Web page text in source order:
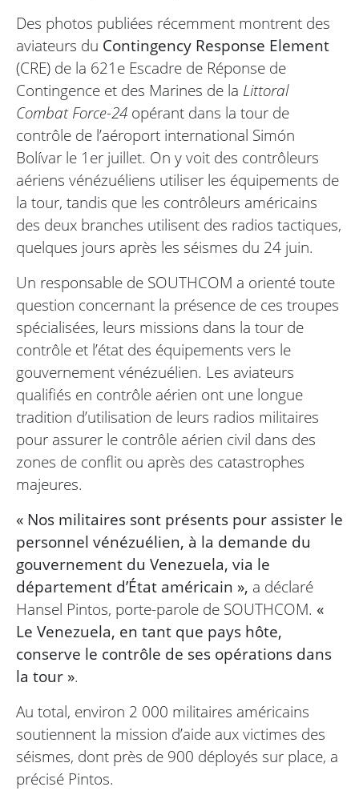
Des photos publiées récemment montrent des
aviateurs du Contingency Response Element
(CRE) de la 621e Escadre de Réponse de
Contingence et des Marines de la Littoral
Combat Force-24 opérant dans la tour de
contrôle de l’aéroport international Simón
Bolívar le 1er juillet. On y voit des contrôleurs
aériens vénézuéliens utiliser les équipements de
la tour, tandis que les contrôleurs américains
des deux branches utilisent des radios tactiques,
quelques jours après les séismes du 24 juin.
Un responsable de SOUTHCOM a orienté toute
question concernant la présence de ces troupes
spécialisées, leurs missions dans la tour de
contrôle et l’état des équipements vers le
gouvernement vénézuélien. Les aviateurs
qualifiés en contrôle aérien ont une longue
tradition d’utilisation de leurs radios militaires
pour assurer le contrôle aérien civil dans des
zones de conflit ou après des catastrophes
majeures.
« Nos militaires sont présents pour assister le
personnel vénézuélien, à la demande du
gouvernement du Venezuela, via le
département d’État américain », a déclaré
Hansel Pintos, porte-parole de SOUTHCOM. «
Le Venezuela, en tant que pays hôte,
conserve le contrôle de ses opérations dans
la tour ».
Au total, environ 2 000 militaires américains
soutiennent la mission d’aide aux victimes des
séismes, dont près de 900 déployés sur place, a
précisé Pintos.